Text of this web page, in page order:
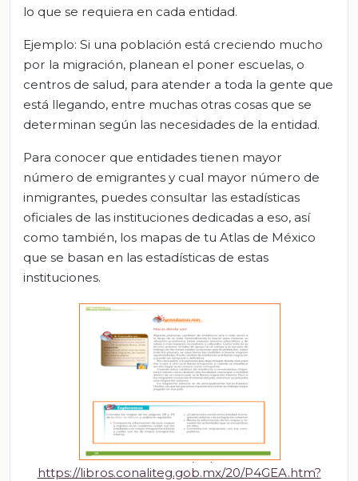
lo que se requiera en cada entidad.
Ejemplo: Si una población está creciendo mucho
por la migración, planean el poner escuelas, o
centros de salud, para atender a toda la gente que
está llegando, entre muchas otras cosas que se
determinan según las necesidades de la entidad.
Para conocer que entidades tienen mayor
número de emigrantes y cual mayor número de
inmigrantes, puedes consultar las estadísticas
oficiales de las instituciones dedicadas a eso, así
como también, los mapas de tu Atlas de México
que se basan en las estadísticas de estas
instituciones.
https://libros.conaliteg.gob.mx/20/P4GEA.htm?